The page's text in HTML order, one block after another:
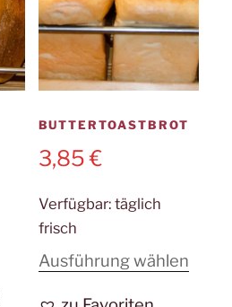
BUTTERTOASTBROT
3,85€
Verfügbar: täglich
frisch
Ausführung wählen